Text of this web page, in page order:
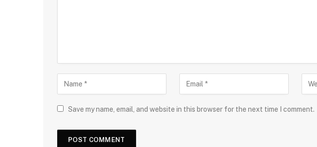
Save my name, email, and website in this browser for the next time I comment.